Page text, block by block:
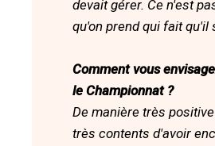
devait gérer. Ce n'est
qu'on prend qui fait qu'il
Comment vous
le Championnat ?
De manière très
très contents d'avoir